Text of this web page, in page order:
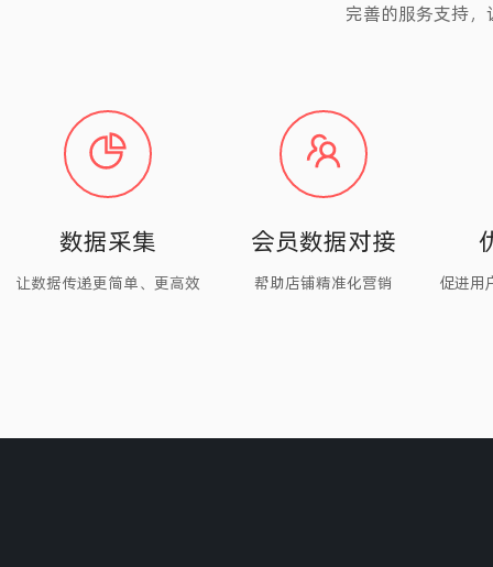
完善的服务支持
数据采集
让数据传递更简单、更高效
会员数据对接
帮助店铺精准化营销 促进用